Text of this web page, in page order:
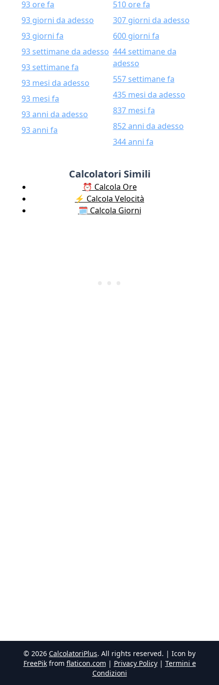
93 ore fa
93 giorni da adesso
93 giorni fa
93 settimane da adesso
93 settimane fa
93 mesi da adesso
93 mesi fa
93 anni da adesso
93 anni fa
510 ore fa
307 giorni da adesso
600 giorni fa
444 settimane da
adesso
557 settimane fa
435 mesi da adesso
837 mesi fa
852 anni da adesso
344 anni fa
Calcolatori Simili
⏰ Calcola Ore
⚡️ Calcola Velocità
🗓️ Calcola Giorni
© 2026 CalcolatoriPlus. All rights reserved. | Icon by
FreePik from flaticon.com | Privacy Policy| Termini e
Condizioni